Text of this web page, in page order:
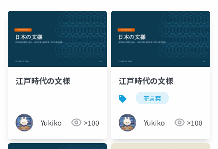
江戸時代の文様
Yukiko >100
江戸時代の文様
花言葉
Yukiko >100